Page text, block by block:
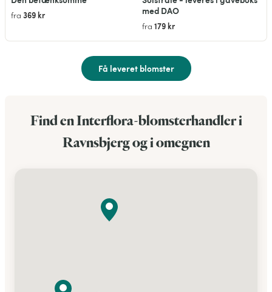
fra 369 kr
med DAO
fra 179 kr
Få leveret blomster
Find en Interflora-blomsterhandler i
Ravnsbjerg og i omegnen